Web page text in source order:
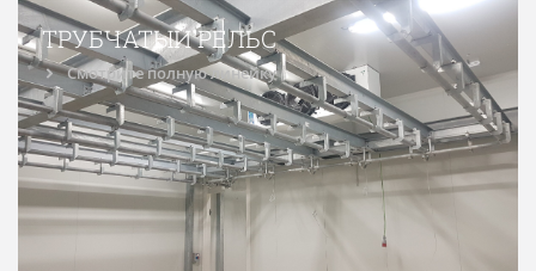
ТРУБЧАТЫЙ РЕЛЬС
Смотрите полную линейку